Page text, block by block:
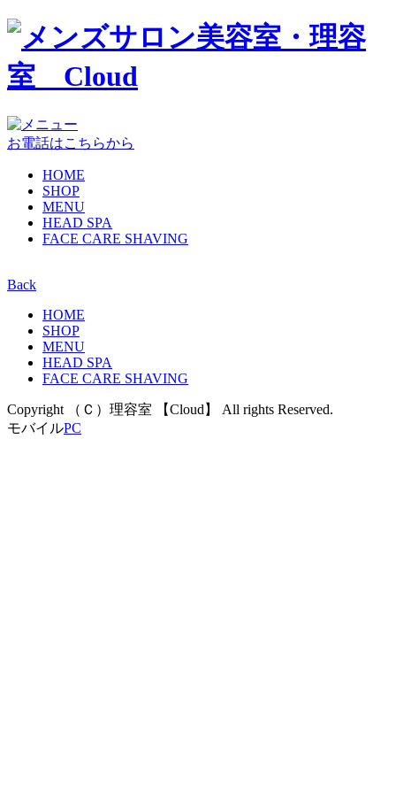
お電話はこちらから
HOME
SHOP
MENU
HEAD SPA
FACE CARE SHAVING
Back
HOME
SHOP
MENU
HEAD SPA
FACE CARE SHAVING
Copyright （Ｃ）理容室 【Cloud】 All rights Reserved.
モバイルPC